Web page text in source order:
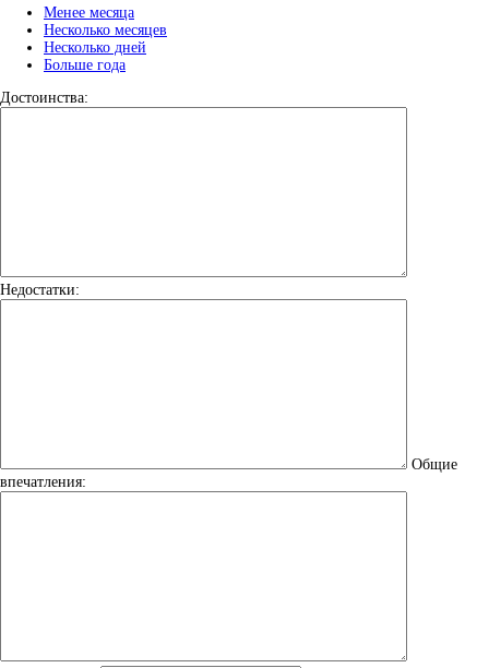
Менее месяца
Несколько месяцев
Несколько дней
Больше года
Достоинства:
Недостатки:
Общие
впечатления: